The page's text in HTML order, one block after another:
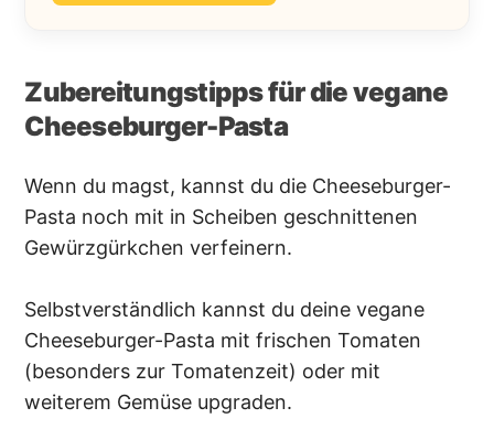
Zubereitungstipps für die vegane
Cheeseburger-Pasta
Wenn du magst, kannst du die Cheeseburger-
Pasta noch mit in Scheiben geschnittenen
Gewürzgürkchen verfeinern.
Selbstverständlich kannst du deine vegane
Cheeseburger-Pasta mit frischen Tomaten
(besonders zur Tomatenzeit) oder mit
weiterem Gemüse upgraden.